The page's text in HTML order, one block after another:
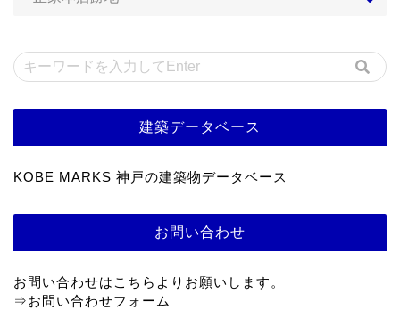
建築データベース
KOBE MARKS 神戸の建築物データベース
お問い合わせ
お問い合わせはこちらよりお願いします。
⇒お問い合わせフォーム